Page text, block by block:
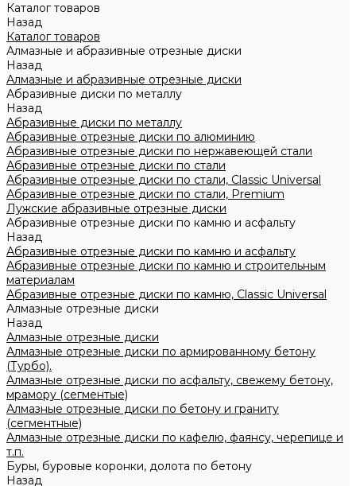
Каталог товаров
Назад
Каталог товаров
Алмазные и абразивные отрезные диски
Назад
Алмазные и абразивные отрезные диски
Абразивные диски по металлу
Назад
Абразивные диски по металлу
Абразивные отрезные диски по алюминию
Абразивные отрезные диски по нержавеющей стали
Абразивные отрезные диски по стали
Абразивные отрезные диски по стали, Classic Universal
Абразивные отрезные диски по стали, Premium
Лужские абразивные отрезные диски
Абразивные отрезные диски по камню и асфальту
Назад
Абразивные отрезные диски по камню и асфальту
Абразивные отрезные диски по камню и строительным
материалам
Абразивные отрезные диски по камню, Classic Universal
Алмазные отрезные диски
Назад
Алмазные отрезные диски
Алмазные отрезные диски по армированному бетону
(Турбо).
Алмазные отрезные диски по асфальту, свежему бетону,
мрамору (сегментые)
Алмазные отрезные диски по бетону и граниту
(сегментные)
Алмазные отрезные диски по кафелю, фаянсу, черепице и
т.п.
Буры, буровые коронки, долота по бетону
Назад